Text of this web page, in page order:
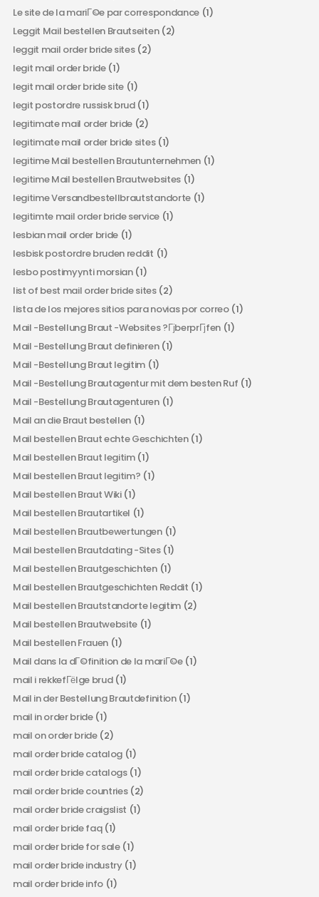
Le site de la mariГ©e par correspondance(1)
Leggit Mail bestellen Brautseiten(2)
leggit mail order bride sites(2)
legit mail order bride(1)
legit mail order bride site (1)
legit postordre russisk brud(1)
legitimate mail order bride (2)
legitimate mail order bride sites(1)
legitime Mail bestellen Brautunternehmen(1)
legitime Mail bestellen Brautwebsites(1)
legitime Versandbestellbrautstandorte(1)
legitimte mail order bride service(1)
lesbian mail order bride (1)
lesbisk postordre bruden reddit (1)
lesbo postimyynti morsian(1)
list of best mail order bride sites(2)
lista de los mejores sitios para novias por correo(1)
Mail -Bestellung Braut -Websites ?ГјberprГјfen(1)
Mail -Bestellung Braut definieren(1)
Mail -Bestellung Braut legitim (1)
Mail -Bestellung Brautagentur mit dem besten Ruf (1)
Mail -Bestellung Brautagenturen(1)
Mail an die Braut bestellen (1)
Mail bestellen Braut echte Geschichten(1)
Mail bestellen Braut legitim(1)
Mail bestellen Braut legitim? (1)
Mail bestellen Braut Wiki(1)
Mail bestellen Brautartikel (1)
Mail bestellen Brautbewertungen(1)
Mail bestellen Brautdating -Sites(1)
Mail bestellen Brautgeschichten(1)
Mail bestellen Brautgeschichten Reddit (1)
Mail bestellen Brautstandorte legitim(2)
Mail bestellen Brautwebsite (1)
Mail bestellen Frauen (1)
Mail dans la dГ©finition de la mariГ©e(1)
mail i rekkefГёlge brud(1)
Mail in der Bestellung Brautdefinition(1)
mail in order bride(1)
mail on order bride(2)
mail order bride catalog (1)
mail order bride catalogs(1)
mail order bride countries(2)
mail order bride craigslist (1)
mail order bride faq(1)
mail order bride for sale(1)
mail order bride industry(1)
mail order bride info (1)